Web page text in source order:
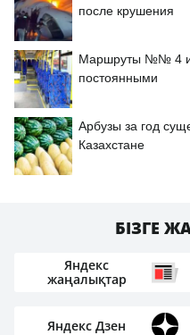
после крушения
Маршруты №№ 4 и
постоянными
Арбузы за год
Казахстане
БІЗГЕ
Яндекс
жаңалықтар
Яндекс Дзен